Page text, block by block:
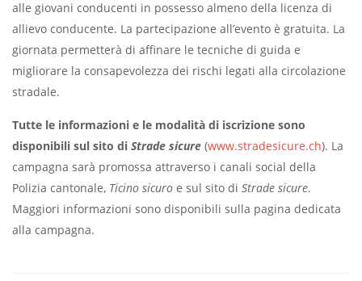
alle giovani conducenti in possesso almeno della licenza di
allievo conducente. La partecipazione all’evento è gratuita. La
giornata permetterà di affinare le tecniche di guida e
migliorare la consapevolezza dei rischi legati alla circolazione
stradale.
Tutte le informazioni e le modalità di iscrizione sono
disponibili sul sito di Strade sicure (www.stradesicure.ch). La
campagna sarà promossa attraverso i canali social della
Polizia cantonale, Ticino sicuro e sul sito di Strade sicure.
Maggiori informazioni sono disponibili sulla pagina dedicata
alla campagna.